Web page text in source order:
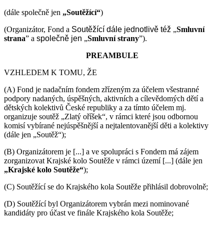
(dále společně jen „Soutěžící“)
(Organizátor, Fond a Soutěžící dále jednotlivě též „Smluvní
strana” a společně jen „Smluvní strany”).
PREAMBULE
VZHLEDEM K TOMU, ŽE
(A) Fond je nadačním fondem zřízeným za účelem všestranné
podpory nadaných, úspěšných, aktivních a cílevědomých dětí a
dětských kolektivů České republiky a za tímto účelem mj.
organizuje soutěž „Zlatý oříšek“, v rámci které jsou odbornou
komisí vybírané nejúspěšnější a nejtalentovanější děti a kolektivy
(dále jen „Soutěž“);
(B) Organizátorem je [...] a ve spolupráci s Fondem má zájem
zorganizovat Krajské kolo Soutěže v rámci území [...] (dále jen
„Krajské kolo Soutěže“);
(C) Soutěžící se do Krajského kola Soutěže přihlásil dobrovolně;
(D) Soutěžící byl Organizátorem vybrán mezi nominované
kandidáty pro účast ve finále Krajského kola Soutěže;